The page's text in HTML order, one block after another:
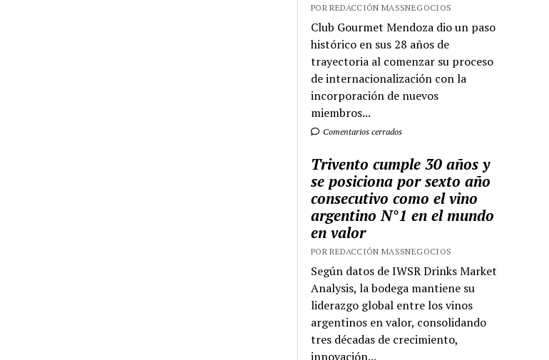
POR REDACCIÓN MASSNEGOCIOS
Club Gourmet Mendoza dio un paso
histórico en sus 28 años de
trayectoria al comenzar su proceso
de internacionalización con la
incorporación de nuevos
miembros...
Comentarios cerrados
Trivento cumple 30 años y
se posiciona por sexto año
consecutivo como el vino
argentino N°1 en el mundo
en valor
POR REDACCIÓN MASSNEGOCIOS
Según datos de IWSR Drinks Market
Analysis, la bodega mantiene su
liderazgo global entre los vinos
argentinos en valor, consolidando
tres décadas de crecimiento,
innovación...